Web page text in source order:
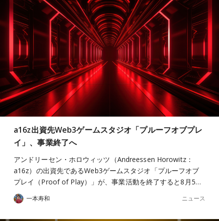
a16z出資先Web3ゲームスタジオ「プルーフオブプレ
イ」、事業終了へ
アンドリーセン・ホロウィッツ（Andreessen Horowitz：
a16z）の出資先であるWeb3ゲームスタジオ「プルーフオブ
プレイ（Proof of Play）」が、事業活動を終了すると8月5…
一本寿和 ニュース